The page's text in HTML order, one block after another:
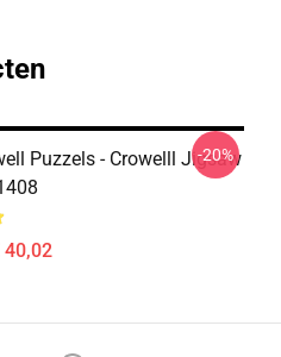
Puzzels - Crowelll Jigsaw
40,02
-20%